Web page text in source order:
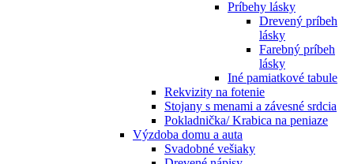
Príbehy lásky
Drevený príbeh
lásky
Farebný príbeh
lásky
Iné pamiatkové tabule
Rekvizity na fotenie
Stojany s menami a závesné srdcia
Pokladnička/ Krabica na peniaze
Výzdoba domu a auta
Svadobné vešiaky